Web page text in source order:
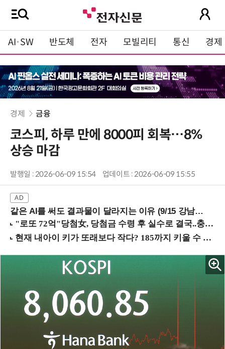
AI·SW 반도체 전자 모빌리티 통신 경제
경제 금융
코스피, 하루 만에 8000피 회복…8%
상승 마감
발행일 : 2026-06-09 15:54 업데이트 : 2026-06-09 15:55
같은 AI를 써도 결과물이 달라지는 이유 (9/15 강남역)